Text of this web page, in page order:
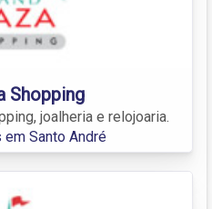
Shopping
joalheria e relojoaria.
Santo André